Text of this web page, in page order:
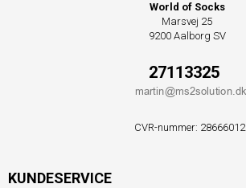
World of Socks
Marsvej 25
9200 Aalborg SV
27113325
CVR-nummer: 28666012
KUNDESERVICE